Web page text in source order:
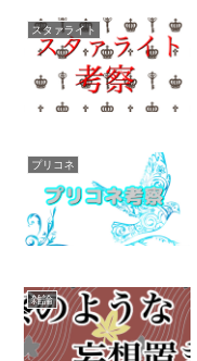
スタァライト
プリコネ
雑論